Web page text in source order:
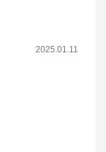
2025.01.11